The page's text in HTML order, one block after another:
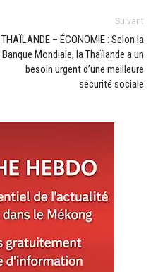
Suivant
THAÏLANDE – ÉCONOMIE : Selon la
Banque Mondiale, la Thaïlande a un
besoin urgent d’une meilleure
sécurité sociale